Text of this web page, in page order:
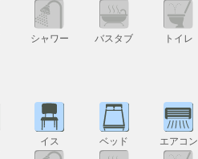
シャワー バスタブ トイレ
イス ベッド エアコン